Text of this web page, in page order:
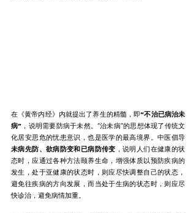
在《黄帝内经》内就提出了养生的精髓，即“不治已病治未
病” ，说明需要防病于未然。“治未病”的思想体现了传统文
化居安思危的忧患意识，也是医学的最高境界。中医倡导
未病先防、欲病防变和已病防传变 ，说明人们在健康的状
态时，应通过各种方法颐养生命，增强体质以预防疾病的
发生，处于亚健康的状态时，则应尽快调整自己的状态，
避免往疾病的方向发展，而当处于生病的状态时，则应尽
快诊治，避免病情加重。